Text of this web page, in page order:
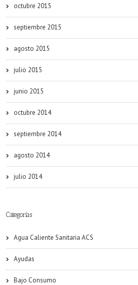
octubre 2015
septiembre 2015
agosto 2015
julio 2015
junio 2015
octubre 2014
septiembre 2014
agosto 2014
julio 2014
Categorías
Agua Caliente Sanitaria ACS
Ayudas
Bajo Consumo